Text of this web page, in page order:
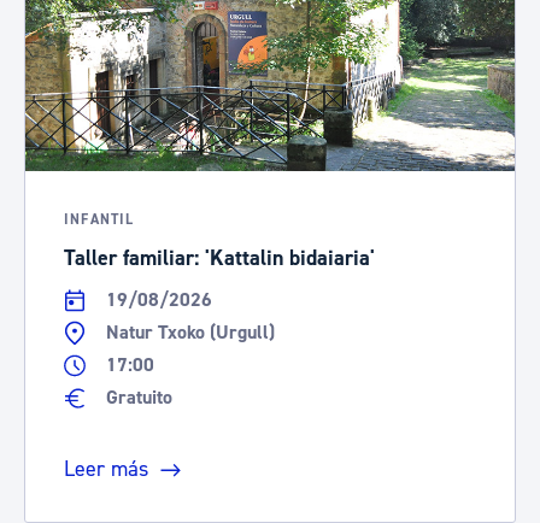
INFANTIL
Taller familiar: 'Kattalin bidaiaria'
19/08/2026
Natur Txoko (Urgull)
17:00
Gratuito
Leer más